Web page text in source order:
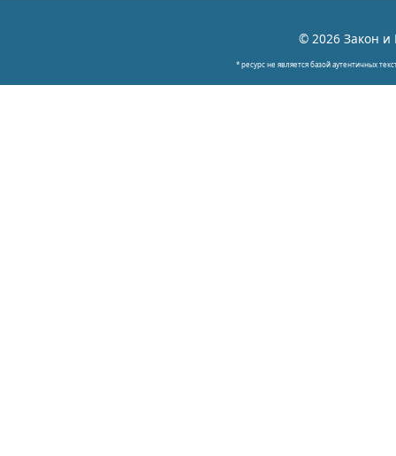
© 2026 Закон и
* ресурс не является базой аутентичных